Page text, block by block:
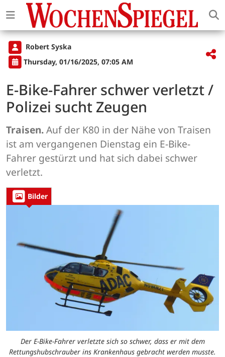
Robert Syska
Thursday, 01/16/2025, 07:05 AM
E-Bike-Fahrer schwer verletzt /
Polizei sucht Zeugen
Traisen.Auf der K80 in der Nähe von Traisen
ist am vergangenen Dienstag ein E-Bike-
Fahrer gestürzt und hat sich dabei schwer
verletzt.
Bilder
Der E-Bike-Fahrer verletzte sich so schwer, dass er mit dem
Rettungshubschrauber ins Krankenhaus gebracht werden musste.